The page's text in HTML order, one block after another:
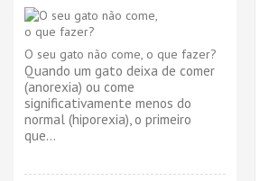
O seu gato não come, o que fazer?
Quando um gato deixa de comer
(anorexia) ou come
significativamente menos do
normal (hiporexia), o primeiro
que...